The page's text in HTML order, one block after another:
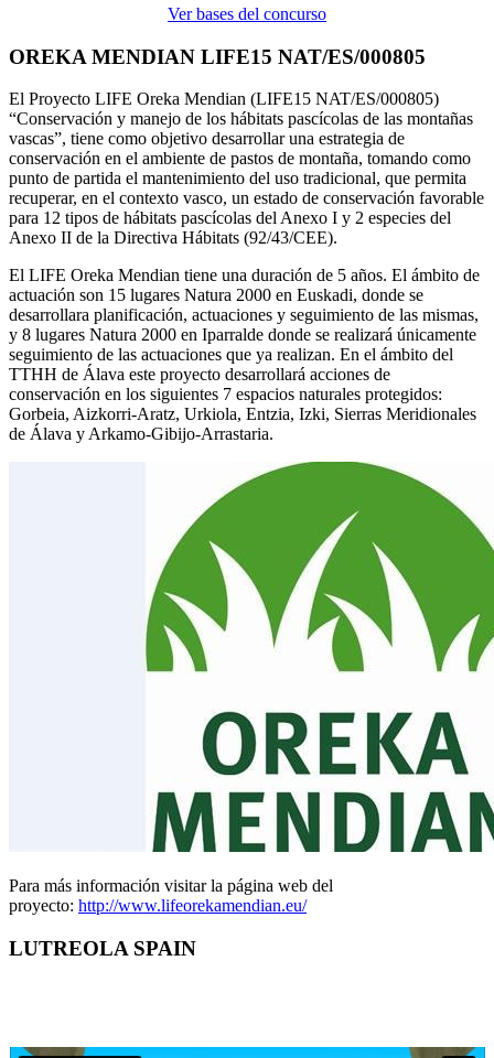
Ver bases del concurso
OREKA MENDIAN LIFE15 NAT/ES/000805
El Proyecto LIFE Oreka Mendian (LIFE15 NAT/ES/000805)
“Conservación y manejo de los hábitats pascícolas de las montañas
vascas”, tiene como objetivo desarrollar una estrategia de
conservación en el ambiente de pastos de montaña, tomando como
punto de partida el mantenimiento del uso tradicional, que permita
recuperar, en el contexto vasco, un estado de conservación favorable
para 12 tipos de hábitats pascícolas del Anexo I y 2 especies del
Anexo II de la Directiva Hábitats (92/43/CEE).
El LIFE Oreka Mendian tiene una duración de 5 años. El ámbito de
actuación son 15 lugares Natura 2000 en Euskadi, donde se
desarrollara planificación, actuaciones y seguimiento de las mismas,
y 8 lugares Natura 2000 en Iparralde donde se realizará únicamente
seguimiento de las actuaciones que ya realizan. En el ámbito del
TTHH de Álava este proyecto desarrollará acciones de
conservación en los siguientes 7 espacios naturales protegidos:
Gorbeia, Aizkorri-Aratz, Urkiola, Entzia, Izki, Sierras Meridionales
de Álava y Arkamo-Gibijo-Arrastaria.
Para más información visitar la página web del
proyecto: http://www.lifeorekamendian.eu/
LUTREOLA SPAIN